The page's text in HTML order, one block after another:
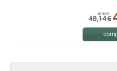
antes:
48,14 €